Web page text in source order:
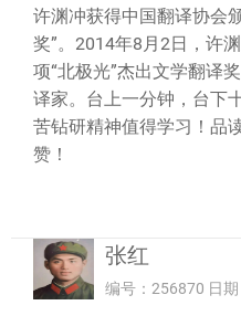
许渊冲获得中国翻译协会
奖”。2014年8月2日，许
项“北极光”杰出文学翻译
译家。台上一分钟，台下
苦钻研精神值得学习！品
赞！
张红
编号：256870 日